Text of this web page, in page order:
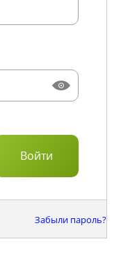
Забыли пароль?